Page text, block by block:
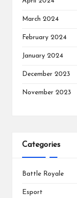
March 2024
February 2024
January 2024
December 2023
November 2023
Categories
Battle Royale
Esport